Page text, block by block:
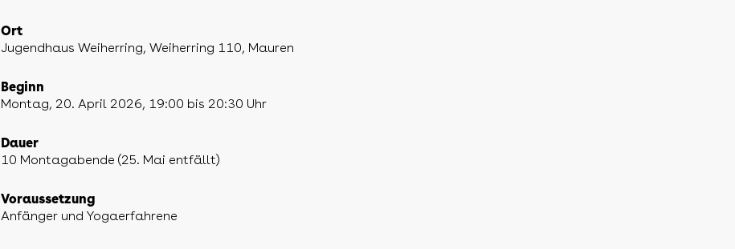
Ort
Jugendhaus Weiherring, Weiherring 110, Mauren
Beginn
Montag, 20. April 2026, 19:00 bis 20:30 Uhr
Dauer
10 Montagabende (25. Mai entfällt)
Voraussetzung
Anfänger und Yogaerfahrene